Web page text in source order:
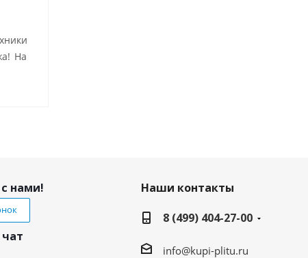
На
нами!
Наши контакты
8 (499) 404-27-00
info@kupi-plitu.ru